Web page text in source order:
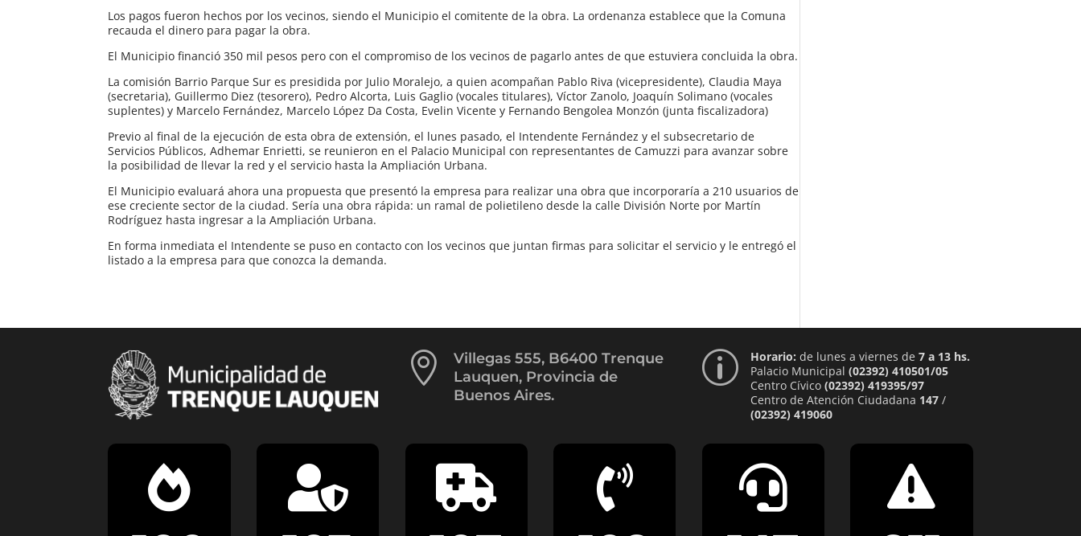
Los pagos fueron hechos por los vecinos, siendo el Municipio el comitente de la obra. La ordenanza establece que la Comuna
recauda el dinero para pagar la obra.
El Municipio financió 350 mil pesos pero con el compromiso de los vecinos de pagarlo antes de que estuviera concluida la obra.
La comisión Barrio Parque Sur es presidida por Julio Moralejo, a quien acompañan Pablo Riva (vicepresidente), Claudia Maya
(secretaria), Guillermo Diez (tesorero), Pedro Alcorta, Luis Gaglio (vocales titulares), Víctor Zanolo, Joaquín Solimano (vocales
suplentes) y Marcelo Fernández, Marcelo López Da Costa, Evelin Vicente y Fernando Bengolea Monzón (junta fiscalizadora)
Previo al final de la ejecución de esta obra de extensión, el lunes pasado, el Intendente Fernández y el subsecretario de
Servicios Públicos, Adhemar Enrietti, se reunieron en el Palacio Municipal con representantes de Camuzzi para avanzar sobre
la posibilidad de llevar la red y el servicio hasta la Ampliación Urbana.
El Municipio evaluará ahora una propuesta que presentó la empresa para realizar una obra que incorporaría a 210 usuarios de
ese creciente sector de la ciudad. Sería una obra rápida: un ramal de polietileno desde la calle División Norte por Martín
Rodríguez hasta ingresar a la Ampliación Urbana.
En forma inmediata el Intendente se puso en contacto con los vecinos que juntan firmas para solicitar el servicio y le entregó el
listado a la empresa para que conozca la demanda.

Villegas 555, B6400 Trenque
Lauquen, Provincia de
Buenos Aires.
p Horario: de lunes a viernes de 7 a 13 hs.
Palacio Municipal (02392) 410501/05
Centro Cívico (02392) 419395/97
Centro de Atención Ciudadana 147/
(02392) 419060
     